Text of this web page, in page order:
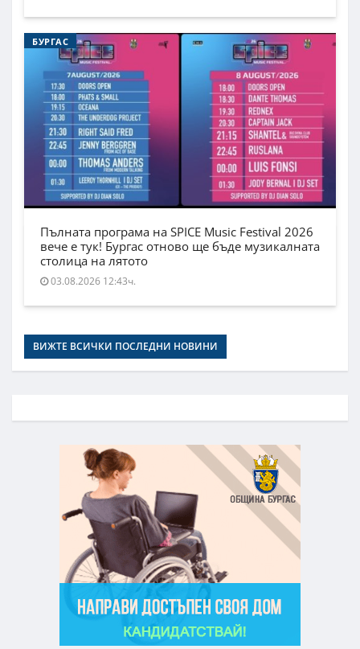
БУРГАС
Пълната програма на SPICE Music Festival 2026
вече е тук! Бургас отново ще бъде музикалната
столица на лятото
03.08.2026 12:43ч.
ВИЖТЕ ВСИЧКИ ПОСЛЕДНИ НОВИНИ